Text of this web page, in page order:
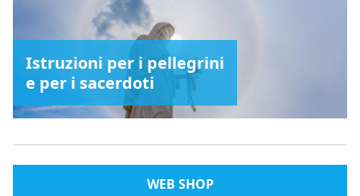
Istruzioni per i pellegrini
e per i sacerdoti
WEB SHOP